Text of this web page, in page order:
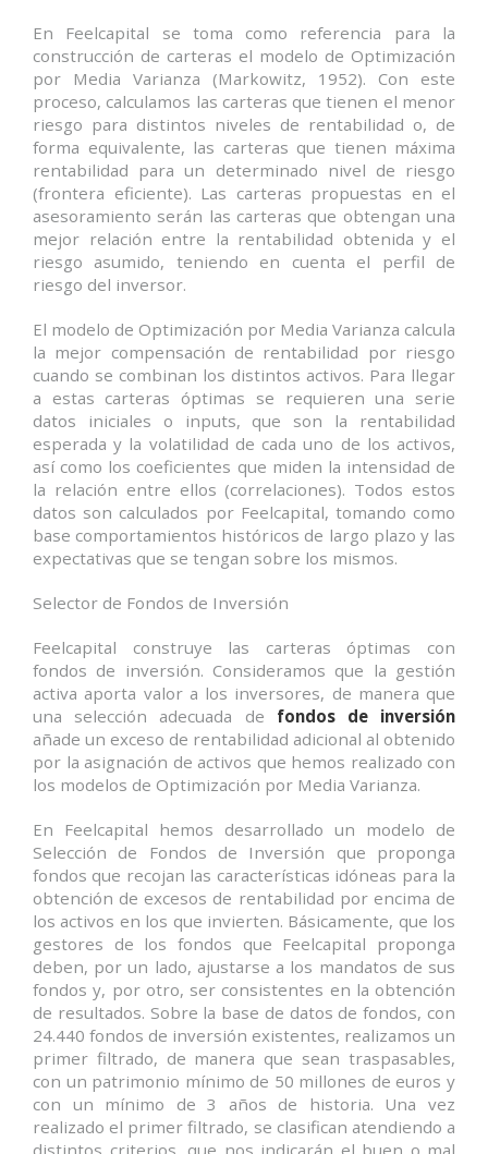
En Feelcapital se toma como referencia para la
construcción de carteras el modelo de Optimización
por Media Varianza (Markowitz, 1952). Con este
proceso, calculamos las carteras que tienen el menor
riesgo para distintos niveles de rentabilidad o, de
forma equivalente, las carteras que tienen máxima
rentabilidad para un determinado nivel de riesgo
(frontera eficiente). Las carteras propuestas en el
asesoramiento serán las carteras que obtengan una
mejor relación entre la rentabilidad obtenida y el
riesgo asumido, teniendo en cuenta el perfil de
riesgo del inversor.
El modelo de Optimización por Media Varianza calcula
la mejor compensación de rentabilidad por riesgo
cuando se combinan los distintos activos. Para llegar
a estas carteras óptimas se requieren una serie
datos iniciales o inputs, que son la rentabilidad
esperada y la volatilidad de cada uno de los activos,
así como los coeficientes que miden la intensidad de
la relación entre ellos (correlaciones). Todos estos
datos son calculados por Feelcapital, tomando como
base comportamientos históricos de largo plazo y las
expectativas que se tengan sobre los mismos.
Selector de Fondos de Inversión
Feelcapital construye las carteras óptimas con
fondos de inversión. Consideramos que la gestión
activa aporta valor a los inversores, de manera que
una selección adecuada de fondos de inversión
añade un exceso de rentabilidad adicional al obtenido
por la asignación de activos que hemos realizado con
los modelos de Optimización por Media Varianza.
En Feelcapital hemos desarrollado un modelo de
Selección de Fondos de Inversión que proponga
fondos que recojan las características idóneas para la
obtención de excesos de rentabilidad por encima de
los activos en los que invierten. Básicamente, que los
gestores de los fondos que Feelcapital proponga
deben, por un lado, ajustarse a los mandatos de sus
fondos y, por otro, ser consistentes en la obtención
de resultados. Sobre la base de datos de fondos, con
24.440 fondos de inversión existentes, realizamos un
primer filtrado, de manera que sean traspasables,
con un patrimonio mínimo de 50 millones de euros y
con un mínimo de 3 años de historia. Una vez
realizado el primer filtrado, se clasifican atendiendo a
distintos criterios, que nos indicarán el buen o mal